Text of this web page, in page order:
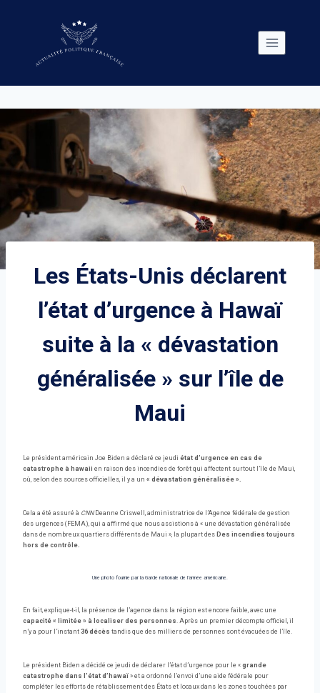
Les États-Unis déclarent
l’état d’urgence à Hawaï
suite à la « dévastation
généralisée » sur l’île de
Maui
Le président américain Joe Biden a déclaré ce jeudi état d’urgence en cas de
catastrophe à hawaii en raison des incendies de forêt qui affectent surtout l’île de Maui,
où, selon des sources officielles, il y a un « dévastation généralisée ».
Cela a été assuré à CNNDeanne Criswell, administratrice de l’Agence fédérale de gestion
des urgences (FEMA), qui a affirmé que nous assistions à « une dévastation généralisée
dans de nombreux quartiers différents de Maui », la plupart des Des incendies toujours
hors de contrôle.
Une photo fournie par la Garde nationale de l’armée américaine.
En fait, explique-t-il, la présence de l’agence dans la région est encore faible, avec une
capacité « limitée » à localiser des personnes. Après un premier décompte officiel, il
n’y a pour l’instant 36 décès tandis que des milliers de personnes sont évacuées de l’île.
Le président Biden a décidé ce jeudi de déclarer l’état d’urgence pour le « grande
catastrophe dans l’état d’hawaï » et a ordonné l’envoi d’une aide fédérale pour
compléter les efforts de rétablissement des États et locaux dans les zones touchées par